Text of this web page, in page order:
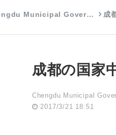
Municipal Gover… 成
成都の国家
Chengdu Municipal
2017/3/21 18:51